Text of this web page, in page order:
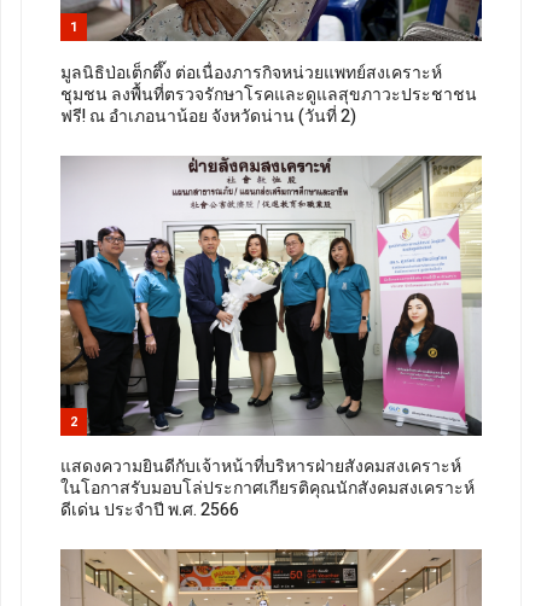
1
มูลนิธิป่อเต็กตึ๊ง ต่อเนื่องภารกิจหน่วยแพทย์สงเคราะห์
ชุมชน ลงพื้นที่ตรวจรักษาโรคและดูแลสุขภาวะประชาชน
ฟรี! ณ อำเภอนาน้อย จังหวัดน่าน (วันที่ 2)
2
แสดงความยินดีกับเจ้าหน้าที่บริหารฝ่ายสังคมสงเคราะห์
ในโอกาสรับมอบโล่ประกาศเกียรติคุณนักสังคมสงเคราะห์
ดีเด่น ประจำปี พ.ศ. 2566